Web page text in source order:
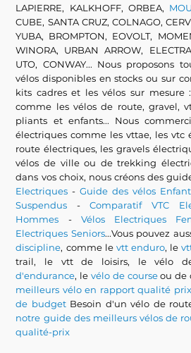
LAPIERRE, KALKHOFF, ORBEA,
CUBE, SANTA CRUZ, COLNAGO,
YUBA, BROMPTON, EOVOLT,
WINORA, URBAN ARROW,
UTO, CONWAY... Nous proposons
vélos disponibles en stocks ou sur
kits cadres et les vélos sur mesure
comme les vélos de route, gravel,
pliants et enfants... Nous
électriques comme les vttae, les vtc
route électriques, les gravels
vélos de ville ou de trekking
dans vos choix, nous créons des
Electriques -Guide des vélos
Suspendus -Comparatif VTC
Hommes - Vélos Electriques
Electriques Seniors...Vous pouvez
discipline, comme le vtt enduro, le
trail, le vtt de loisirs, le vélo
d'endurance, levélo de courseou de
meilleurs vélo en rapport qualité
de budgetBesoin d'un vélo de
notre guide des meilleurs vélos de
qualité-prix